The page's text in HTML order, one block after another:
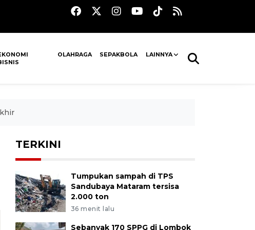
OLAHRAGA SEPAKBOLA LAINNYA
TERKINI
Tumpukan sampah di TPS
Sandubaya Mataram tersisa
2.000 ton
36 menit lalu
Sebanyak 170 SPPG di Lombok